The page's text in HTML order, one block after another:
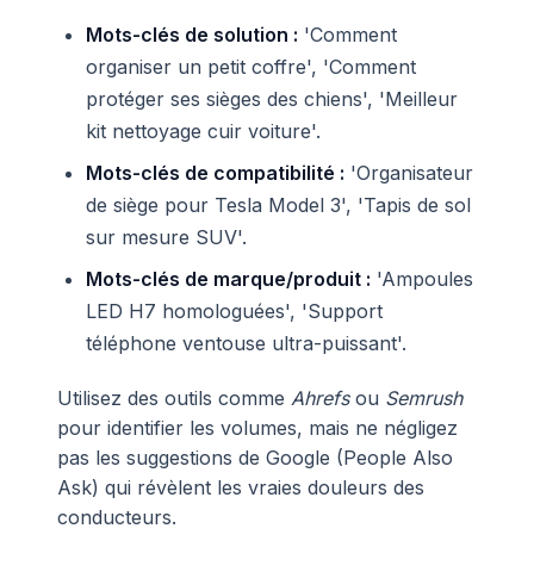
Mots-clés de solution : 'Comment
organiser un petit coffre', 'Comment
protéger ses sièges des chiens', 'Meilleur
kit nettoyage cuir voiture'.
Mots-clés de compatibilité : 'Organisateur
de siège pour Tesla Model 3', 'Tapis de sol
sur mesure SUV'.
Mots-clés de marque/produit : 'Ampoules
LED H7 homologuées', 'Support
téléphone ventouse ultra-puissant'.
Utilisez des outils comme Ahrefsou Semrush
pour identifier les volumes, mais ne négligez
pas les suggestions de Google (People Also
Ask) qui révèlent les vraies douleurs des
conducteurs.